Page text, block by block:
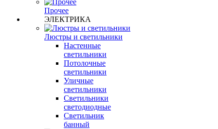
Прочее
ЭЛЕКТРИКА
Люстры и светильники
Настенные
светильники
Потолочные
светильники
Уличные
светильники
Светильники
светодиодные
Светильник
банный